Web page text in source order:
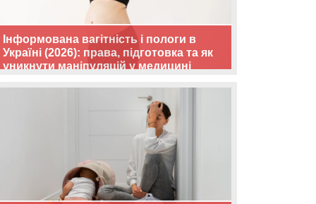
Інформована вагітність і пологи в
Україні (2026): права, підготовка та як
уникнути маніпуляцій у медицині